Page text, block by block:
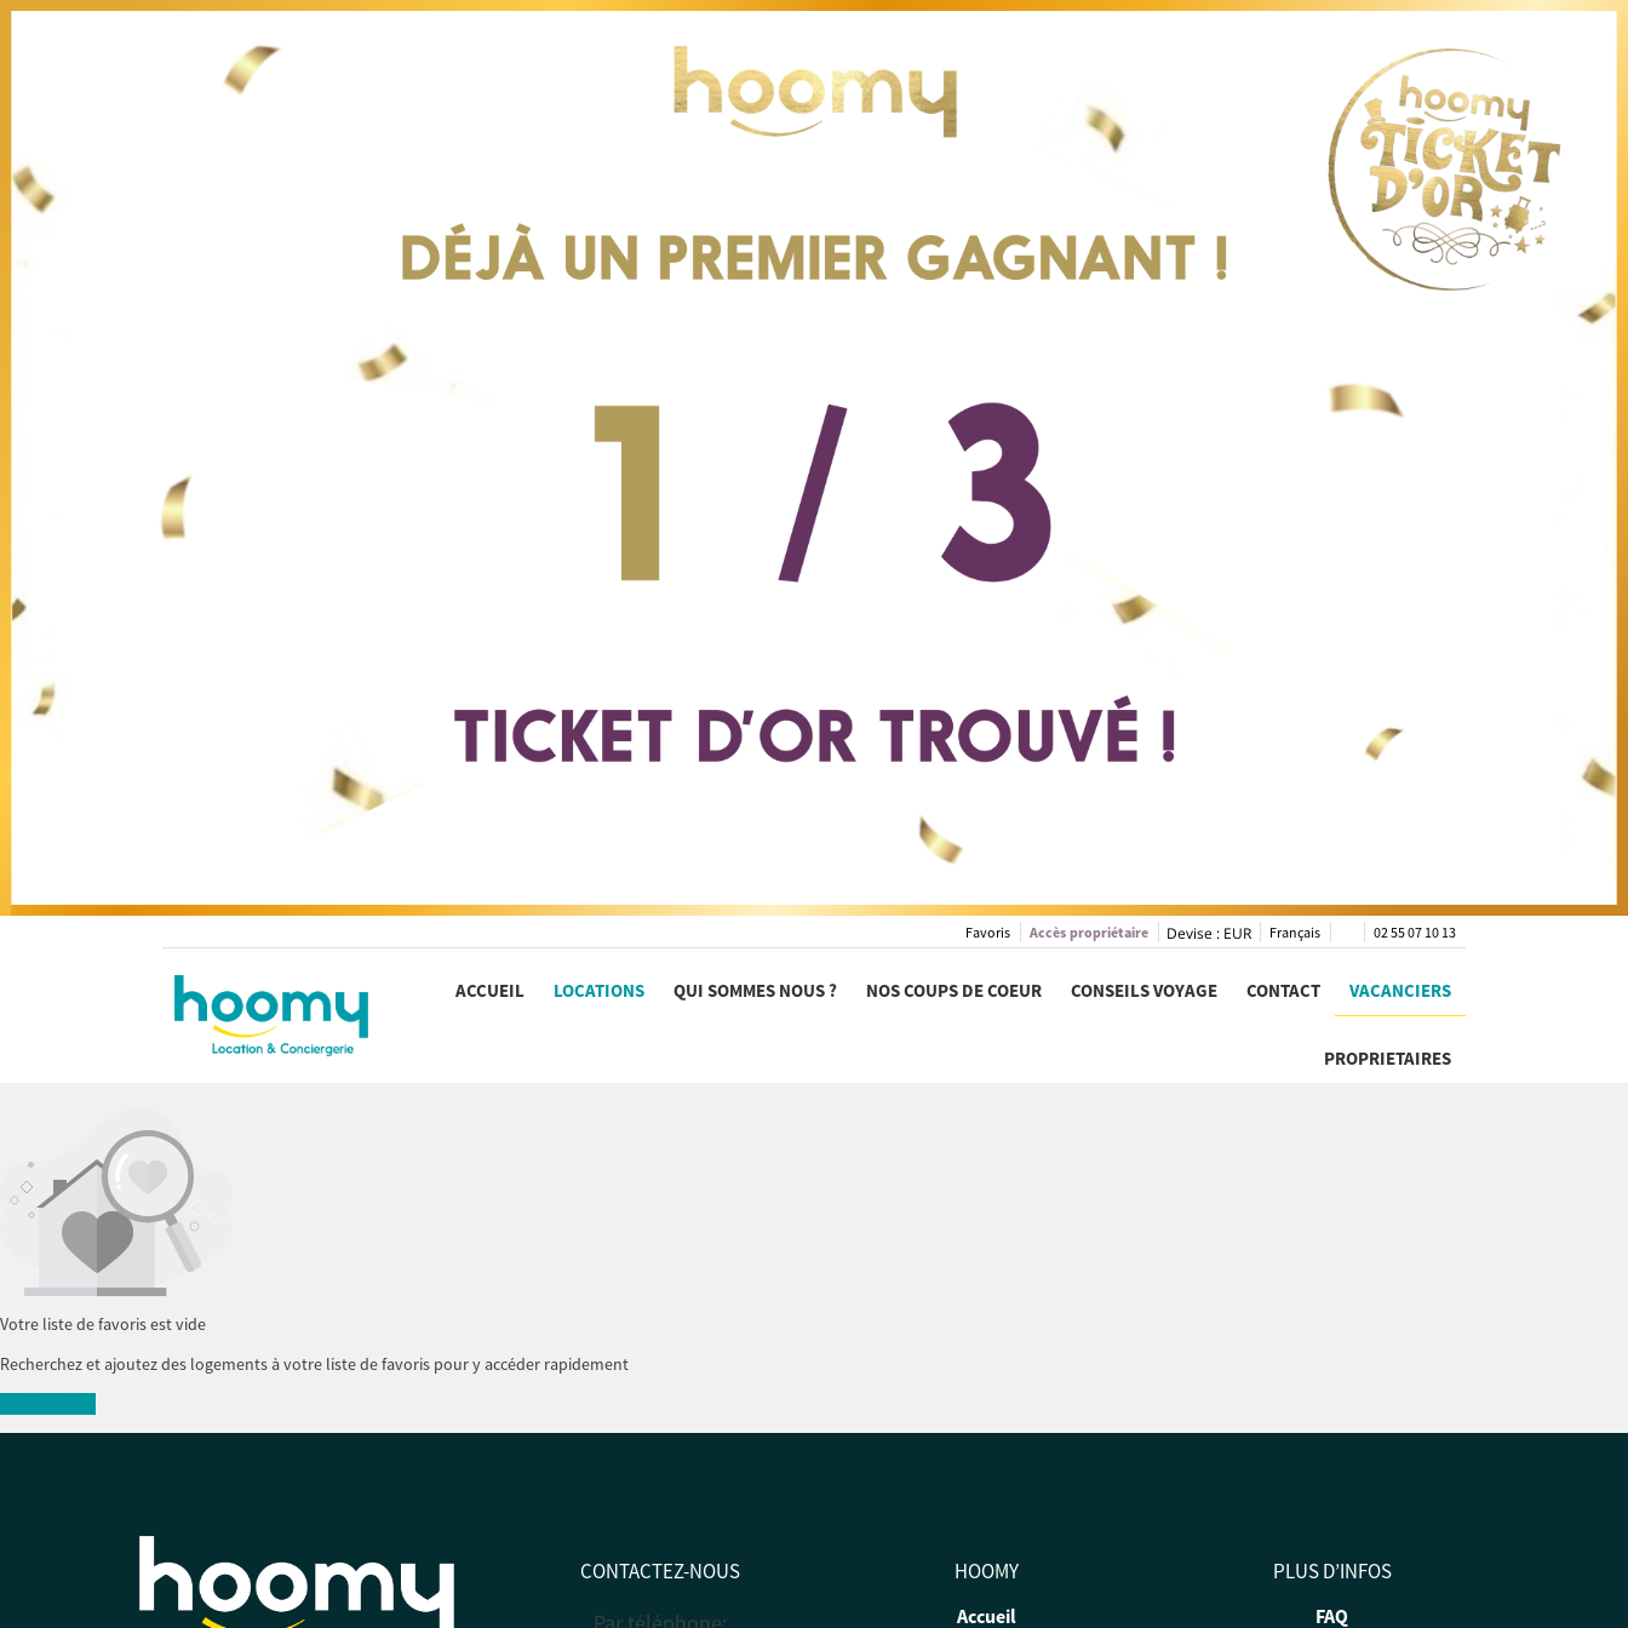
02 55 07 10 13
Français
Devise : EUR
Accès propriétaire
Favoris
ACCUEIL LOCATIONS QUI SOMMES NOUS ? NOS COUPS DE COEUR CONSEILS VOYAGE CONTACT VACANCIERS
PROPRIETAIRES
Votre liste de favoris est vide
Recherchez et ajoutez des logements à votre liste de favoris pour y accéder rapidement
CONTACTEZ-NOUS HOOMY
Accueil
PLUS D’INFOS
FAQ